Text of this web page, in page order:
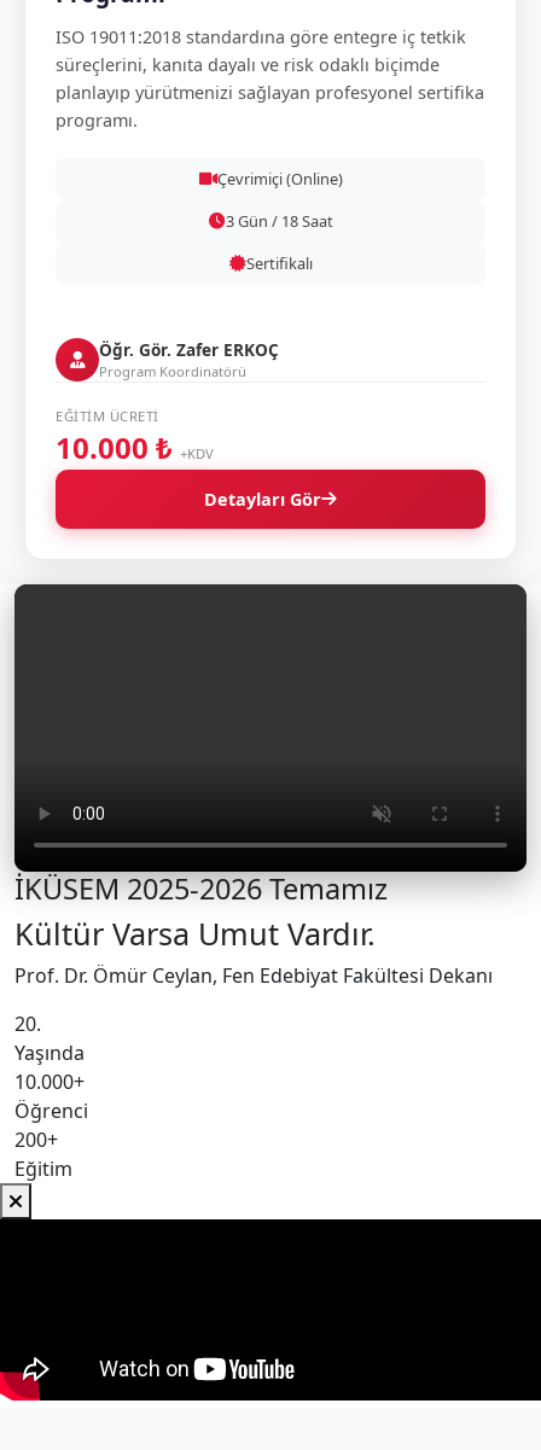
ISO 19011:2018 standardına göre entegre iç tetkik
süreçlerini, kanıta dayalı ve risk odaklı biçimde
planlayıp yürütmenizi sağlayan profesyonel sertifika
programı.
Çevrimiçi (Online)
3 Gün / 18 Saat
Sertifikalı
Öğr. Gör. Zafer ERKOÇ
Program Koordinatörü
EĞITIM ÜCRETI
10.000 ₺ +KDV
Detayları Gör
İKÜSEM 2025-2026 Temamız
Kültür Varsa Umut Vardır.
Prof. Dr. Ömür Ceylan, Fen Edebiyat Fakültesi Dekanı
20.
Yaşında
10.000+
Öğrenci
200+
Eğitim